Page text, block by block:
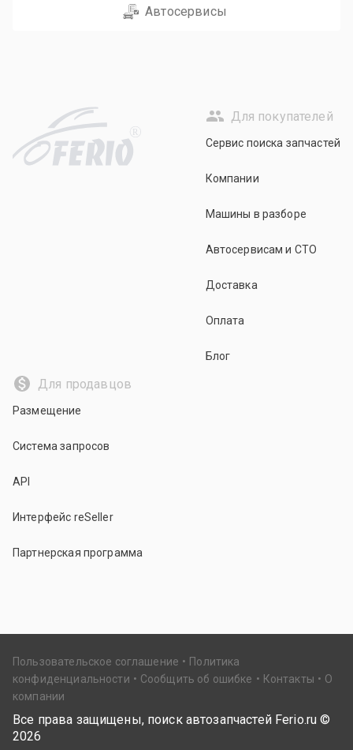
Автосервисы
R
Для покупателей
Сервис поиска запчастей
Компании
Машины в разборе
Автосервисам и СТО
Доставка
Оплата
Блог
Для продавцов
Размещение
Система запросов
API
Интерфейс reSeller
Партнерская программа
Пользовательское соглашение
Политика
конфиденциальности
Сообщить об ошибке Контакты
О
компании
Все права защищены, поиск автозапчастей Ferio.ru ©
2026